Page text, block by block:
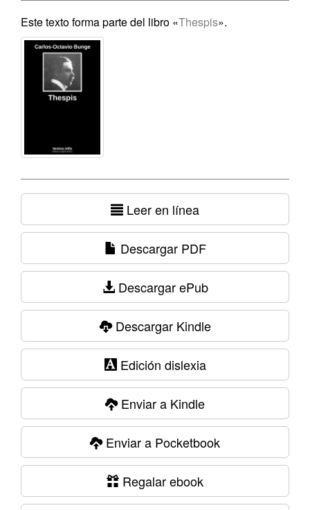
Este texto forma parte del libro «Thespis».
Leer en línea
Descargar PDF
Descargar ePub
Descargar Kindle
Edición dislexia
Enviar a Kindle
Enviar a Pocketbook
Regalar ebook